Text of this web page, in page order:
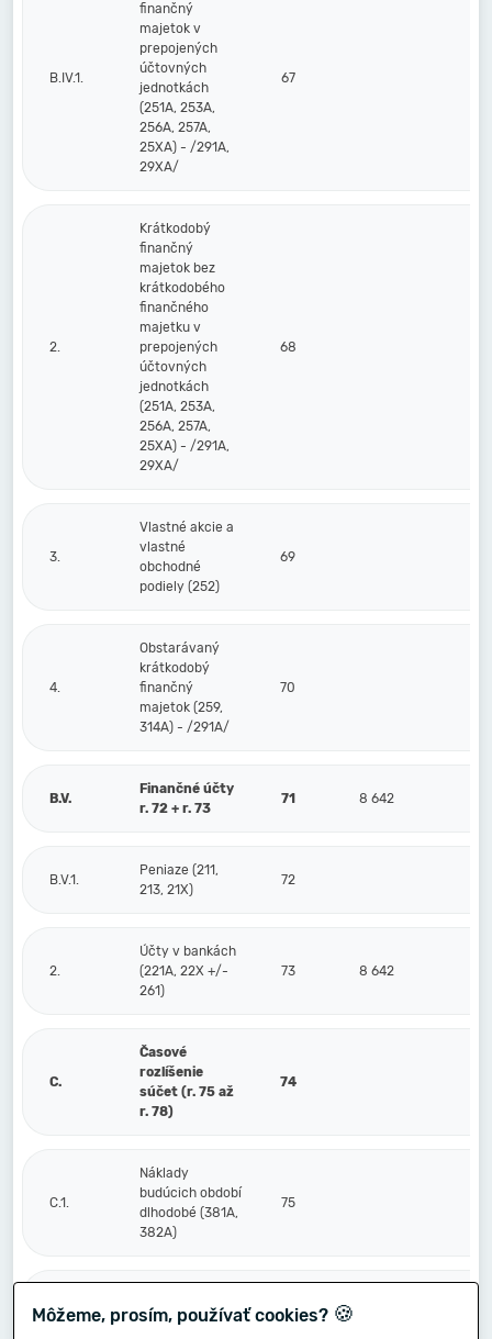
B.IV.1.
finančný
majetok v
prepojených
účtovných
jednotkách
(251A, 253A,
256A, 257A,
25XA) - /291A,
29XA/
67
2.
Krátkodobý
finančný
majetok bez
krátkodobého
finančného
majetku v
prepojených
účtovných
jednotkách
(251A, 253A,
256A, 257A,
25XA) - /291A,
29XA/
68
3.
Vlastné akcie a
vlastné
obchodné
podiely (252)
69
4.
Obstarávaný
krátkodobý
finančný
majetok (259,
314A) - /291A/
70
B.V.
Finančné účty
r. 72 + r. 73
71 8 642
B.V.1.
Peniaze (211,
213, 21X)
72
2.
Účty v bankách
(221A, 22X +/-
261)
73 8 642
C.
Časové
rozlíšenie
súčet (r. 75 až
r. 78)
74
C.1.
Náklady
budúcich období
dlhodobé (381A,
382A)
75
2.
budúcich období
76
Môžeme, prosím, používať cookies? 🍪